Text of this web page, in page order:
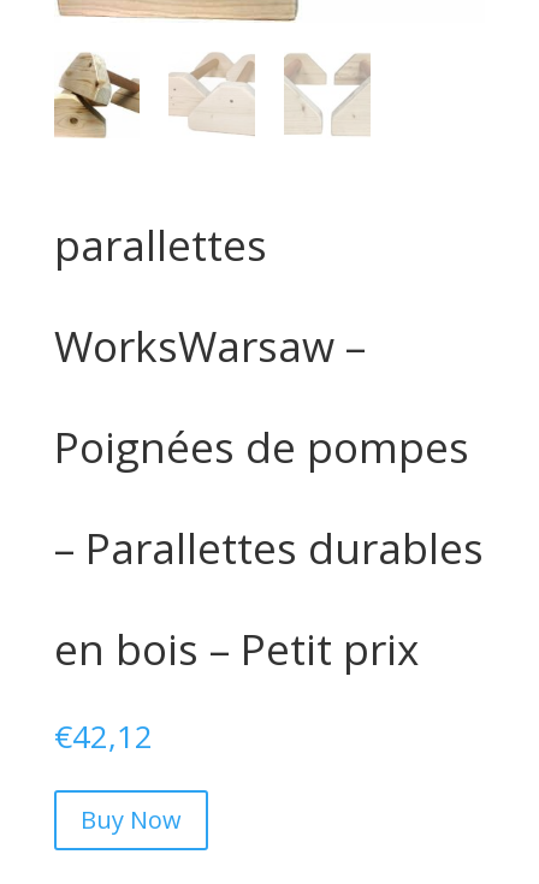
parallettes
WorksWarsaw –
Poignées de pompes
– Parallettes durables
en bois – Petit prix
€42,12
Buy Now